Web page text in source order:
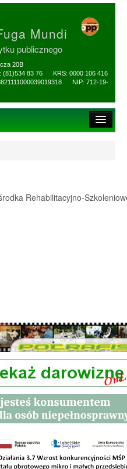
Mundi
publicznego
20B
(81)534 83 76 KRS: 0000 106 416
NIP: 712-19-
Rehabilitacyjno-